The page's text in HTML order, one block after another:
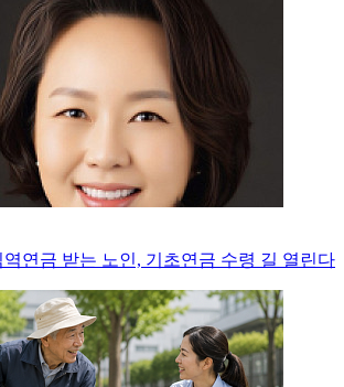
역연금 받는 노인, 기초연금 수령 길 열린다